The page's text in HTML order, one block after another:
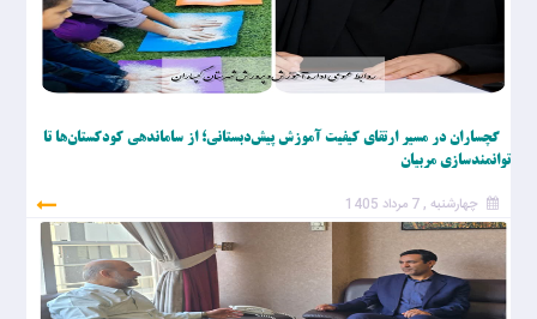
گچساران در مسیر ارتقای کیفیت آموزش پیش‌دبستانی؛ از ساماندهی کودکستان‌ها تا
توانمندسازی مربیان
چهارشنبه , 7 مرداد 1405